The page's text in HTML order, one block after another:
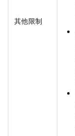
其他限制